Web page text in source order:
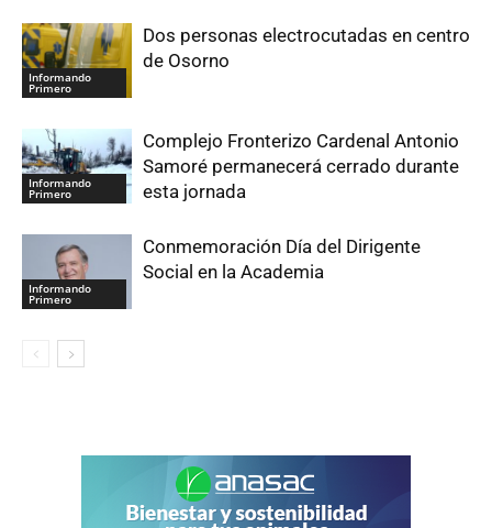
Informando
Primero
Dos personas electrocutadas en centro
de Osorno
Informando
Primero
Complejo Fronterizo Cardenal Antonio
Samoré permanecerá cerrado durante
esta jornada
Informando
Primero
Conmemoración Día del Dirigente
Social en la Academia